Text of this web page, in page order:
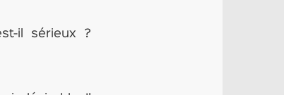
il sérieux ?